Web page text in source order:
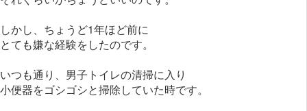
しかし、ちょうど1年ほど前に
とても嫌な経験をしたのです。
いつも通り、男子トイレの清掃に入り
小便器をゴシゴシと掃除していた時です。